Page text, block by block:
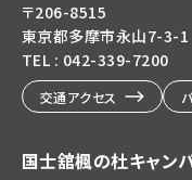
〒206-8515
東京都多摩市永山7-3-1
TEL : 042-339-7200
交通アクセス
国士舘楓の杜キャン